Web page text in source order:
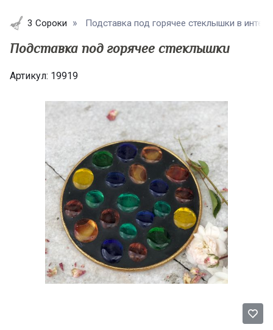
3 Сороки Подставка под горячее стеклышки в
Подставка под горячее стеклышки
Артикул: 19919